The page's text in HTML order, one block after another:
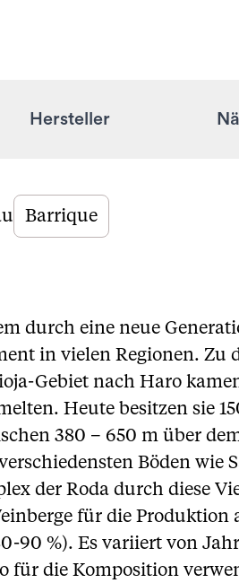
Hersteller
Barrique
durch eine neue
in vielen Regionen. Zu
Gebiet nach Haro
Heute besitzen sie
380 – 650 m über
Böden wie
der Roda durch diese
für die Produktion
90 %). Es variiert von
die Komposition